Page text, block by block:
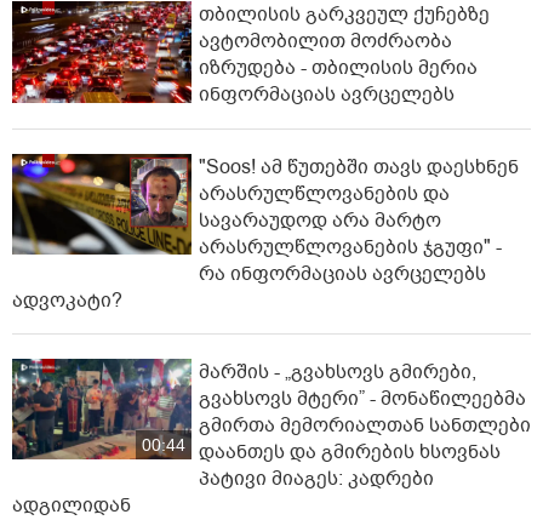
თბილისის გარკვეულ ქუჩებზე
ავტომობილით მოძრაობა
იზრუდება - თბილისის მერია
ინფორმაციას ავრცელებს
"Soos! ამ წუთებში თავს დაესხნენ
არასრულწლოვანების და
სავარაუდოდ არა მარტო
არასრულწლოვანების ჯგუფი" -
რა ინფორმაციას ავრცელებს
ადვოკატი?
00:44
მარშის - „გვახსოვს გმირები,
გვახსოვს მტერი” - მონაწილეებმა
გმირთა მემორიალთან სანთლები
დაანთეს და გმირების ხსოვნას
პატივი მიაგეს: კადრები
ადგილიდან